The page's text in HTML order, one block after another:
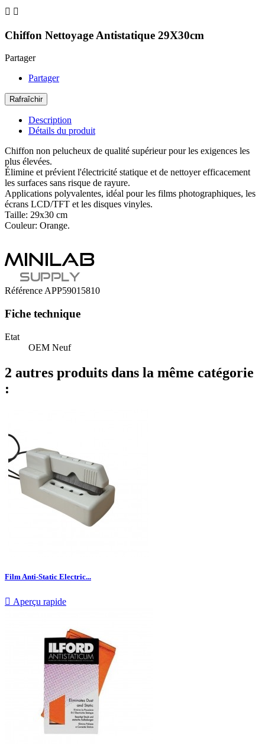
 
Chiffon Nettoyage Antistatique 29X30cm
Partager
Partager
Description
Détails du produit
Chiffon non pelucheux de qualité supérieur pour les exigences les
plus élevées.
Élimine et prévient l'électricité statique etde nettoyer efficacement
les surfaces sans risque de rayure.
Applications polyvalentes, idéal pour les films photographiques, les
écrans LCD/TFT et les disques vinyles.
Taille: 29x30 cm
Couleur: Orange.
RéférenceAPP59015810
Fiche technique
Etat
OEM Neuf
2 autres produits dans la même catégorie
:
Film Anti-Static Electric...
 Aperçu rapide